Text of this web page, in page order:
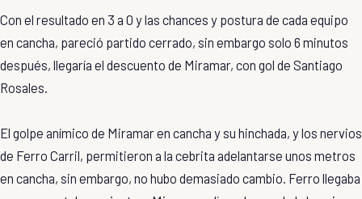
Con el resultado en 3 a 0 y las chances y postura de cada equipo
en cancha, pareció partido cerrado, sin embargo solo 6 minutos
después, llegaría el descuento de Miramar, con gol de Santiago
Rosales.
El golpe anímico de Miramar en cancha y su hinchada, y los nervios
de Ferro Carril, permitieron a la cebrita adelantarse unos metros
en cancha, sin embargo, no hubo demasiado cambio. Ferro llegaba